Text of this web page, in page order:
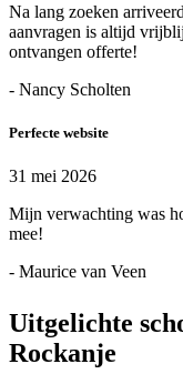
Na lang zoeken
aanvragen is altijd
ontvangen offerte!
- Nancy Scholten
Perfecte website
31 mei 2026
Mijn verwachting was
mee!
- Maurice van Veen
Uitgelichte
Rockanje